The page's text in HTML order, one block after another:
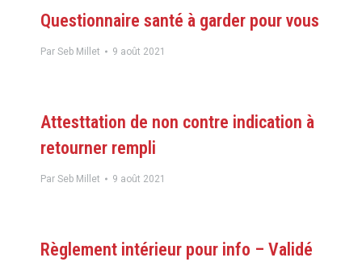
Questionnaire santé à garder pour vous
Par Seb Millet 9 août 2021
Attesttation de non contre indication à
retourner rempli
Par Seb Millet 9 août 2021
Règlement intérieur pour info – Validé